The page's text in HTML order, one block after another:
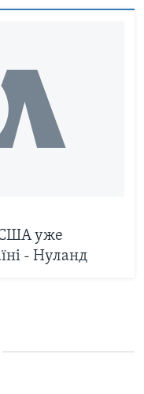
США уже
- Нуланд